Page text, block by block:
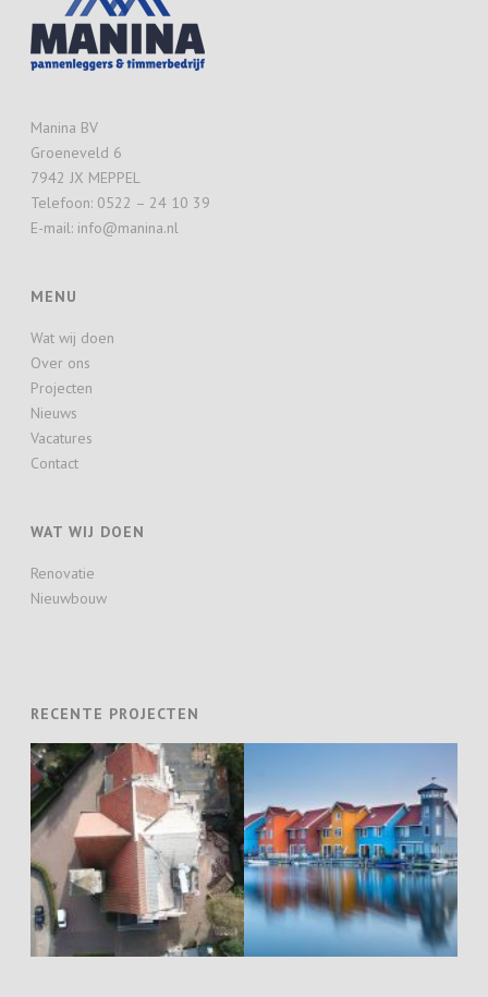
Manina BV
Groeneveld 6
7942 JX MEPPEL
Telefoon: 0522 – 24 10 39
E-mail: info@manina.nl
MENU
Wat wij doen
Over ons
Projecten
Nieuws
Vacatures
Contact
WAT WIJ DOEN
Renovatie
Nieuwbouw
RECENTE PROJECTEN